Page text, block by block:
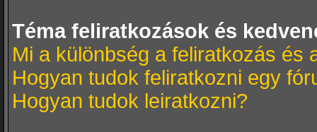
Téma feliratkozások és
Mi a különbség a feliratkozás és
Hogyan tudok feliratkozni egy
Hogyan tudok leiratkozni?